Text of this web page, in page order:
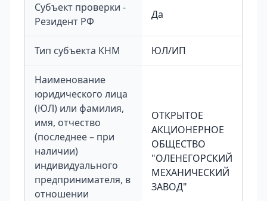
Субъект проверки -
Резидент РФ
Да
Тип субъекта КНМ ЮЛ/ИП
Наименование
юридического лица
(ЮЛ) или фамилия,
имя, отчество
(последнее – при
наличии)
индивидуального
предпринимателя, в
отношении
ОТКРЫТОЕ
АКЦИОНЕРНОЕ
ОБЩЕСТВО
"ОЛЕНЕГОРСКИЙ
МЕХАНИЧЕСКИЙ
ЗАВОД"